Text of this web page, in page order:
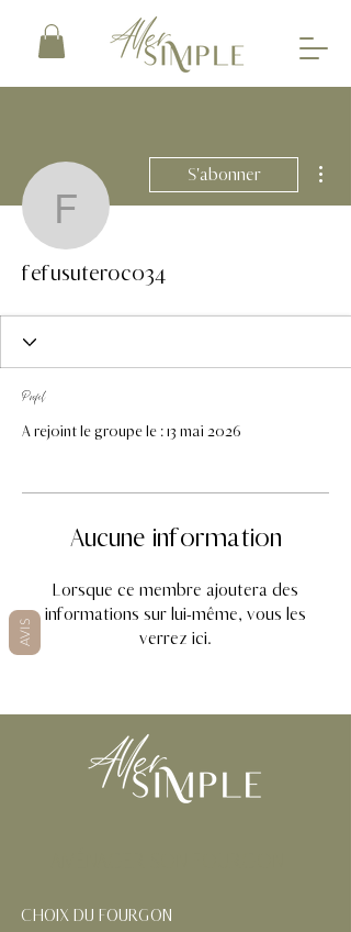
fefusuteroc034
S'abonner
fefusuteroc034
Profil
A rejoint le groupe le : 13 mai 2026
Aucune information
Lorsque ce membre ajoutera des
informations sur lui-même, vous les
verrez ici.
CHOIX DU FOURGON
AVIS